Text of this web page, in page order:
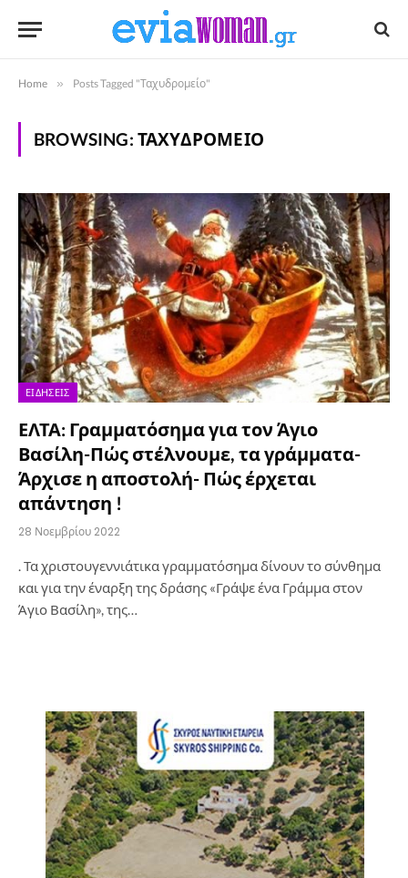
Home » Posts Tagged "Ταχυδρομείο"
BROWSING: ΤΑΧΥΔΡΟΜΕΊΟ
ΕΙΔΉΣΕΙΣ
ΕΛΤΑ: Γραμματόσημα για τον Άγιο
Βασίλη-Πώς στέλνουμε, τα γράμματα-
Άρχισε η αποστολή- Πώς έρχεται
απάντηση !
28 Νοεμβρίου 2022
. Τα χριστουγεννιάτικα γραμματόσημα δίνουν το σύνθημα
και για την έναρξη της δράσης «Γράψε ένα Γράμμα στον
Άγιο Βασίλη», της…